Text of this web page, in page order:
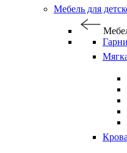
Мебель для